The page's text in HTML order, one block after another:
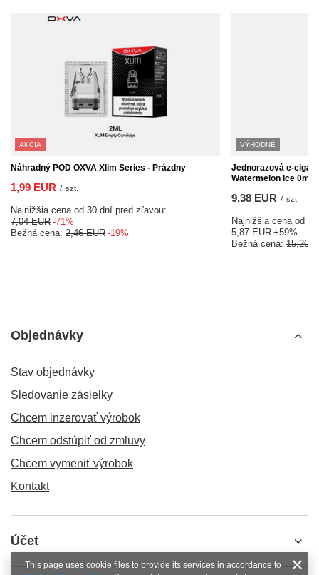
AKCIA
Náhradný POD OXVA Xlim Series - Prázdny
1,99 EUR / szt.
Najnižšia cena od 30 dní pred zľavou:
7,04 EUR -71%
Bežná cena: 2,46 EUR -19%
VÝHODNÉ
Jednorazová e-
Watermelon Ice 0mg
9,38 EUR / szt.
Najnižšia cena od
5,87 EUR +59%
Bežná cena: 15,26
Objednávky
Stav objednávky
Sledovanie zásielky
Chcem inzerovať výrobok
Chcem odstúpiť od zmluvy
Chcem vymeniť výrobok
Kontakt
Účet
This page uses cookie files to provide its services in accordance to